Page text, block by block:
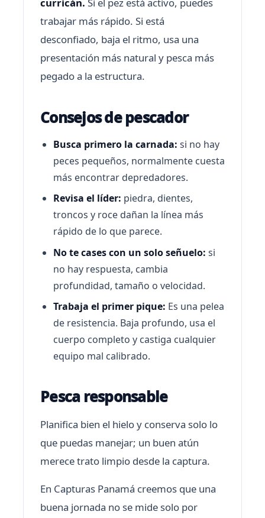
trabajar más rápido. Si está
desconfiado, baja el ritmo, usa una
presentación más natural y pesca más
pegado a la estructura.
Consejos de pescador
Busca primero la carnada: si no hay
peces pequeños, normalmente cuesta
más encontrar depredadores.
Revisa el líder: piedra, dientes,
troncos y roce dañan la línea más
rápido de lo que parece.
No te cases con un solo señuelo: si
no hay respuesta, cambia
profundidad, tamaño o velocidad.
Trabaja el primer pique: Es una pelea
de resistencia. Baja profundo, usa el
cuerpo completo y castiga cualquier
equipo mal calibrado.
Pesca responsable
Planifica bien el hielo y conserva solo lo
que puedas manejar; un buen atún
merece trato limpio desde la captura.
En Capturas Panamá creemos que una
buena jornada no se mide solo por